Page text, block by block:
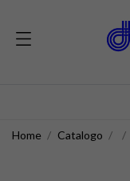
Home Catalogo